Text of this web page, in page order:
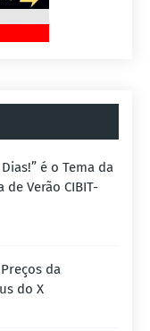
é o Tema da
de Verão CIBIT-
da
do X